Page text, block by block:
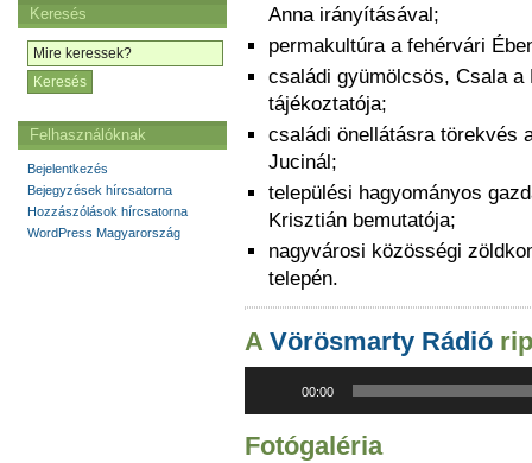
Anna irányításával;
permakultúra a fehérvári
családi gyümölcsös, Csala
tájékoztatója;
családi önellátásra törekvés
Jucinál;
települési hagyományos
Krisztián bemutatója;
nagyvárosi közösségi
telepén.
A Vörösmarty Rádió
00:00
Fotógaléria
Keresés
Felhasználóknak
Bejelentkezés
Bejegyzések hírcsatorna
Hozzászólások hírcsatorna
WordPress Magyarország